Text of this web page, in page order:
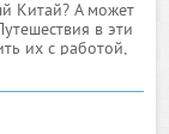
Китай? А может
в эти
их с работой,